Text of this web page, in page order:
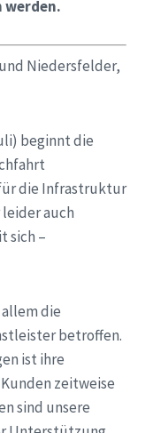
werden.
Niedersfelder,
beginnt die
die Infrastruktur
auch
sich –
die
betroffen.
ist ihre
zeitweise
sind unsere